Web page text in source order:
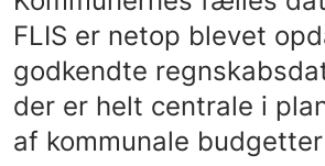
FLIS er netop blevet
godkendte
der er helt centrale i
af kommunale